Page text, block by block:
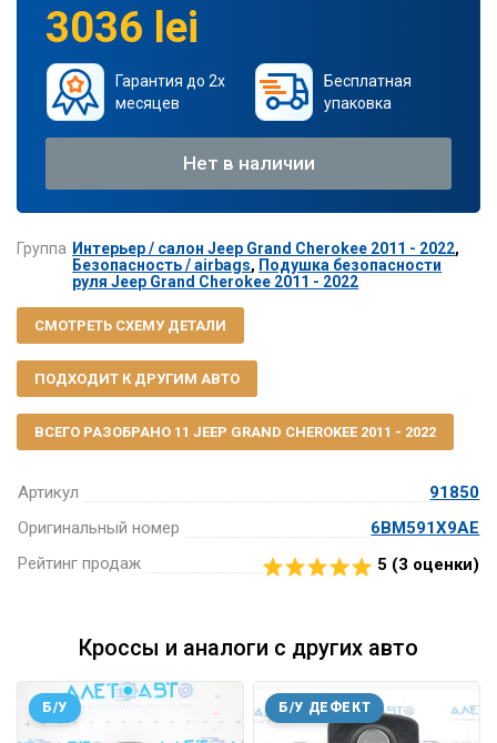
Артикул
91850
Оригинальный номер
6BM591X9AE
Рейтинг продаж
5 (3 оценки)
3036 lei
Гарантия до 2х
месяцев
Бесплатная
упаковка
Нет в наличии
Группа Интерьер / салон Jeep Grand Cherokee 2011 - 2022,
Безопасность / airbags, Подушка безопасности
руля Jeep Grand Cherokee 2011 - 2022
СМОТРЕТЬ СХЕМУ ДЕТАЛИ
ПОДХОДИТ К ДРУГИМ АВТО
ВСЕГО РАЗОБРАНО 11 JEEP GRAND CHEROKEE 2011 - 2022
Кроссы и аналоги с других авто
Б/У Б/У ДЕФЕКТ